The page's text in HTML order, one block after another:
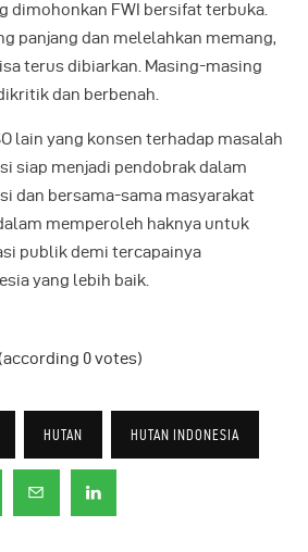
dimohonkan FWI bersifat terbuka.
panjang dan melelahkan memang,
terus dibiarkan. Masing-masing
dan berbenah.
lain yang konsen terhadap masalah
siap menjadi pendobrak dalam
dan bersama-sama masyarakat
memperoleh haknya untuk
publik demi tercapainya
yang lebih baik.
0votes)
HUTAN HUTAN INDONESIA